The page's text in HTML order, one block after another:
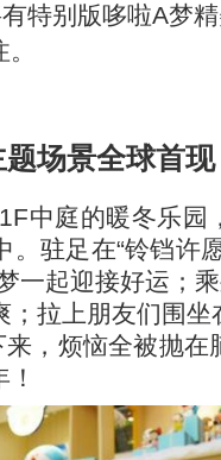
特别版哆啦A梦
场景全球首现
中庭的暖冬乐园
。驻足在“铃铛许
一起迎接好运；
；拉上朋友们围
来，烦恼全被抛